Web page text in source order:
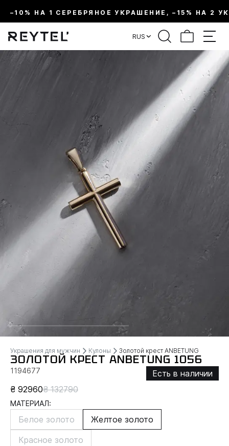
–10% НА 1 СЕРЕБРЯНОЕ УКРАШЕНИЕ, –15% НА 2
RUS
Украшения для мужчин Кулоны Золотой крест ANBETUNG
ЗОЛОТОЙ КРЕСТ ANBETUNG 1056
1194677
Есть в наличии
₴ 92960₴ 132790
МАТЕРИАЛ:
Белое золото
Желтое золото
Красное золото